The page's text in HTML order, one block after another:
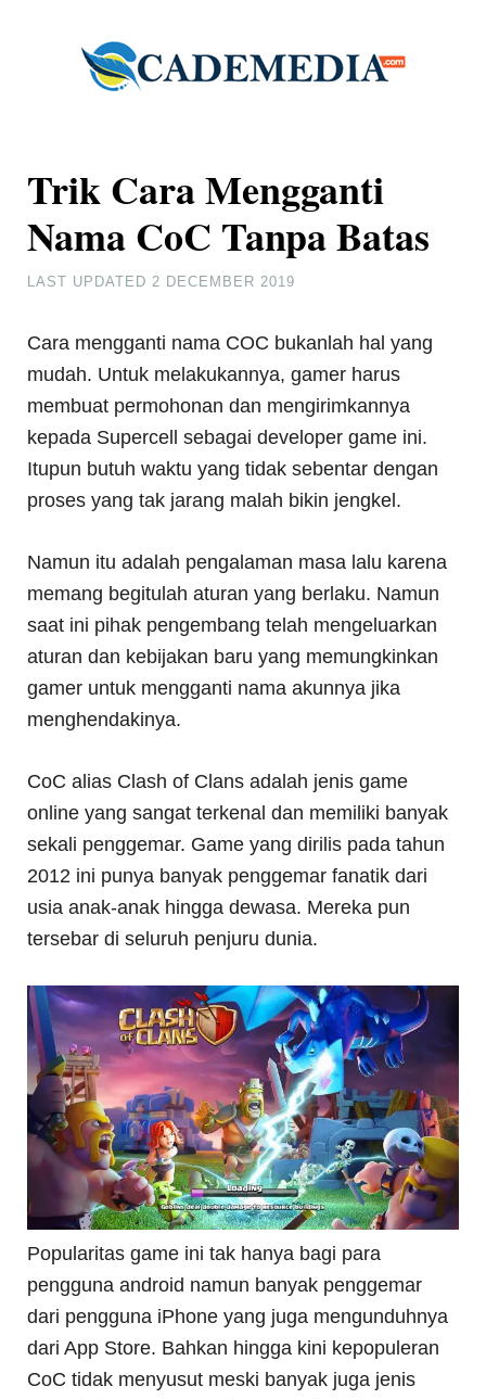
Trik Cara Mengganti
Nama CoC Tanpa Batas
LAST UPDATED2 DECEMBER 2019
Cara mengganti nama COC bukanlah hal yang
mudah. Untuk melakukannya, gamer harus
membuat permohonan dan mengirimkannya
kepada Supercell sebagai developer game ini.
Itupun butuh waktu yang tidak sebentar dengan
proses yang tak jarang malah bikin jengkel.
Namun itu adalah pengalaman masa lalu karena
memang begitulah aturan yang berlaku. Namun
saat ini pihak pengembang telah mengeluarkan
aturan dan kebijakan baru yang memungkinkan
gamer untuk mengganti nama akunnya jika
menghendakinya.
CoC alias Clash of Clans adalah jenis game
online yang sangat terkenal dan memiliki banyak
sekali penggemar. Game yang dirilis pada tahun
2012 ini punya banyak penggemar fanatik dari
usia anak-anak hingga dewasa. Mereka pun
tersebar di seluruh penjuru dunia.
Popularitas game ini tak hanya bagi para
pengguna android namun banyak penggemar
dari pengguna iPhone yang juga mengunduhnya
dari App Store. Bahkan hingga kini kepopuleran
CoC tidak menyusut meski banyak juga jenis